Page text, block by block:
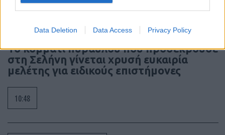
Data Deletion Data Access Privacy Policy
11:38
Το κομμάτι πύραυλου που προσέκρουσε
στη Σελήνη γίνεται χρυσή ευκαιρία
μελέτης για ειδικούς επιστήμονες
10:48